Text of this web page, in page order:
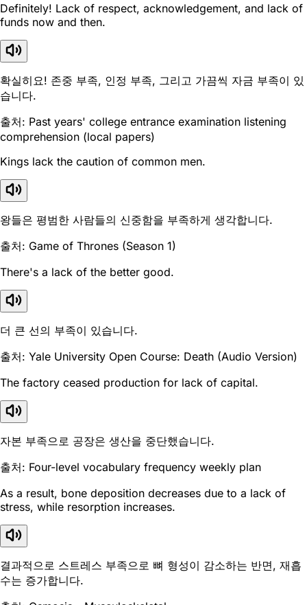
Definitely! Lack of respect, acknowledgement, and lack of
funds now and then.
확실히요! 존중 부족, 인정 부족, 그리고 가끔씩 자금 부족이 있
습니다.
출처: Past years' college entrance examination listening
comprehension (local papers)
Kings lack the caution of common men.
왕들은 평범한 사람들의 신중함을 부족하게 생각합니다.
출처: Game of Thrones (Season 1)
There's a lack of the better good.
더 큰 선의 부족이 있습니다.
출처: Yale University Open Course: Death (Audio Version)
The factory ceased production for lack of capital.
자본 부족으로 공장은 생산을 중단했습니다.
출처: Four-level vocabulary frequency weekly plan
As a result, bone deposition decreases due to a lack of
stress, while resorption increases.
결과적으로 스트레스 부족으로 뼈 형성이 감소하는 반면, 재흡
수는 증가합니다.